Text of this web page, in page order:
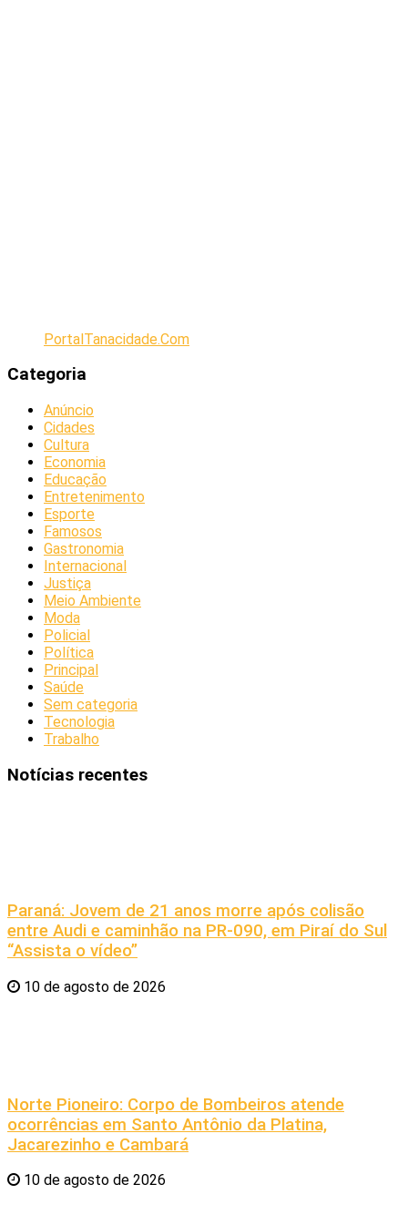
PortalTanacidade.Com
Categoria
Anúncio
Cidades
Cultura
Economia
Educação
Entretenimento
Esporte
Famosos
Gastronomia
Internacional
Justiça
Meio Ambiente
Moda
Policial
Política
Principal
Saúde
Sem categoria
Tecnologia
Trabalho
Notícias recentes
Paraná: Jovem de 21 anos morre após colisão
entre Audi e caminhão na PR-090, em Piraí do Sul
“Assista o vídeo”
10 de agosto de 2026
Norte Pioneiro: Corpo de Bombeiros atende
ocorrências em Santo Antônio da Platina,
Jacarezinho e Cambará
10 de agosto de 2026